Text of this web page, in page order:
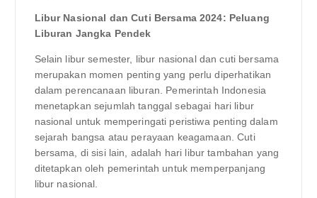
Libur Nasional dan Cuti Bersama 2024: Peluang
Liburan Jangka Pendek
Selain libur semester, libur nasional dan cuti bersama
merupakan momen penting yang perlu diperhatikan
dalam perencanaan liburan. Pemerintah Indonesia
menetapkan sejumlah tanggal sebagai hari libur
nasional untuk memperingati peristiwa penting dalam
sejarah bangsa atau perayaan keagamaan. Cuti
bersama, di sisi lain, adalah hari libur tambahan yang
ditetapkan oleh pemerintah untuk memperpanjang
libur nasional.